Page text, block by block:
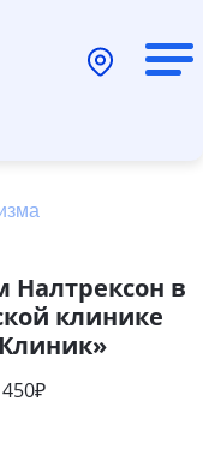
Налтрексон в
клинике